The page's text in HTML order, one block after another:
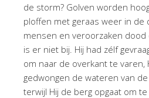
de storm? Golven worden
ploffen met geraas weer in de
mensen en veroorzaken
is er niet bij. Hij had zélf
om naar de overkant te varen,
gedwongen de wateren van
terwijl Hij de berg opgaat om